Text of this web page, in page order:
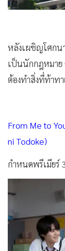
หลังเผชิญโศกน
เป็นนักกฎหมาย
ต้องทำสิ่งที่ท้าท
From Me to
ni Todoke)
กำหนดพรีเมียร์